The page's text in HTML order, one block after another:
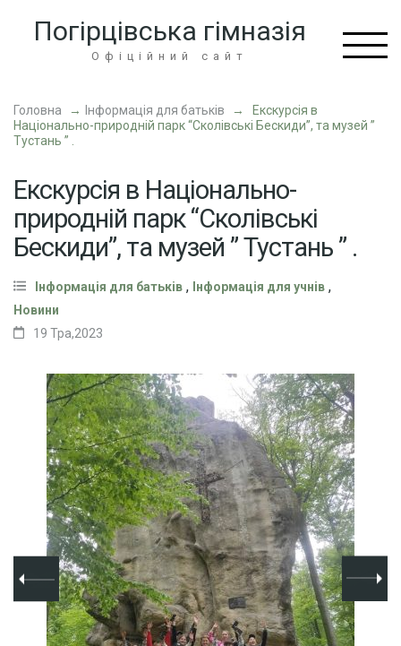
Enter)
Погірцівська гімназія
Офіційний сайт
Головна → Інформація для батьків →
Екскурсія в
Національно-природній парк “Сколівські Бескиди”, та музей ”
Тустань ” .
Екскурсія в Національно-
природній парк “Сколівські
Бескиди”, та музей ” Тустань ” .
Інформація для батьків , Інформація для учнів ,
Новини
19 Тра,2023